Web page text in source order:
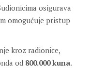
osigurava
omogućuje pristup
kroz radionice,
od 800.000 kuna.